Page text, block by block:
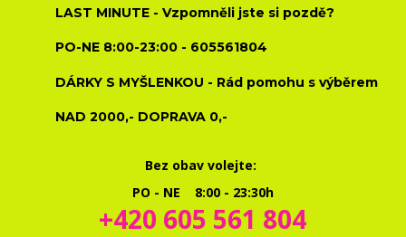
LAST MINUTE - Vzpomněli jste si pozdě?
PO-NE 8:00-23:00 - 605561804
DÁRKY S MYŠLENKOU - Rád pomohu s výběrem
NAD 2000,- DOPRAVA 0,-
Bez obav volejte:
PO - NE 8:00 - 23:30h
+420 605 561 804